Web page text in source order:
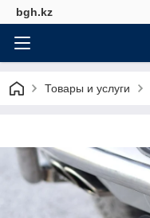
bgh.kz
Товары и услуги